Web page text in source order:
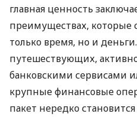
главная ценность
преимуществах, которые
только время, но и
путешествующих,
банковскими сервисами
крупные финансовые
пакет нередко